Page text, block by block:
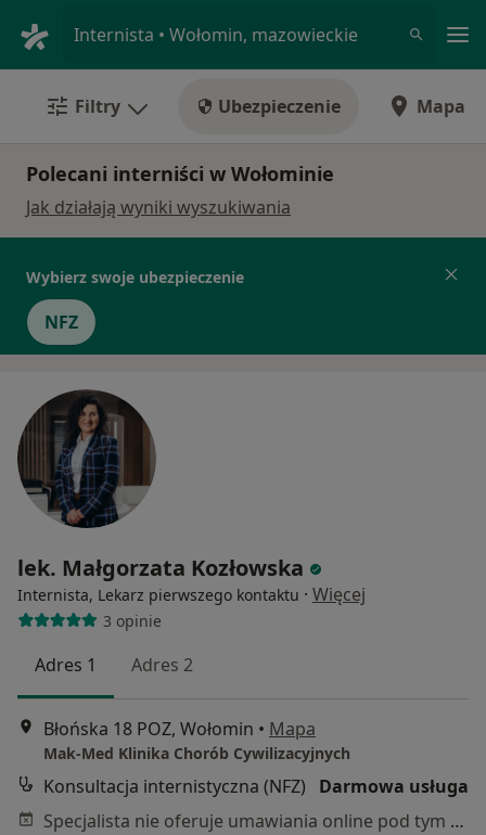
Internista • Wołomin, mazowieckie
Filtry Ubezpieczenie Mapa
Polecani interniści w Wołominie
Jak działają wyniki wyszukiwania
Wybierz swoje ubezpieczenie
NFZ
lek. Małgorzata Kozłowska
Internista, Lekarz pierwszego kontaktu · Więcej
3 opinie
Adres 1 Adres 2
Błońska 18 POZ, Wołomin • Mapa
Mak-Med Klinika Chorób Cywilizacyjnych
Konsultacja internistyczna (NFZ)
Darmowa usługa
Specjalista nie oferuje umawiania online pod tym adresem.